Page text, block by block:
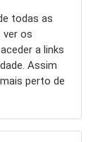
todas as
ver os
a links
Assim
mais perto de